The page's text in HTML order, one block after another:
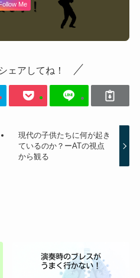
Me
ェアしてね！
現代の子供たちに何が起き
ているのか？ーATの視点
から観る